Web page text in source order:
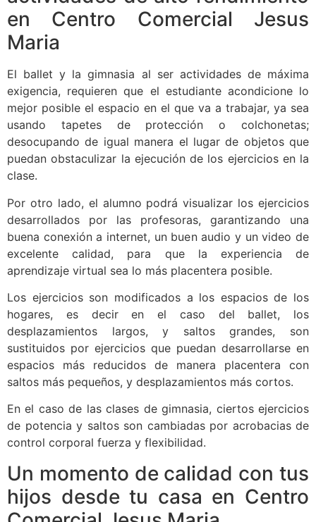
en Centro Comercial Jesus
Maria
El ballet y la gimnasia al ser actividades de máxima
exigencia, requieren que el estudiante acondicione lo
mejor posible el espacio en el que va a trabajar, ya sea
usando tapetes de protección o colchonetas;
desocupando de igual manera el lugar de objetos que
puedan obstaculizar la ejecución de los ejercicios en la
clase.
Por otro lado, el alumno podrá visualizar los ejercicios
desarrollados por las profesoras, garantizando una
buena conexión a internet, un buen audio y un video de
excelente calidad, para que la experiencia de
aprendizaje virtual sea lo más placentera posible.
Los ejercicios son modificados a los espacios de los
hogares, es decir en el caso del ballet, los
desplazamientos largos, y saltos grandes, son
sustituidos por ejercicios que puedan desarrollarse en
espacios más reducidos de manera placentera con
saltos más pequeños, y desplazamientos más cortos.
En el caso de las clases de gimnasia, ciertos ejercicios
de potencia y saltos son cambiadas por acrobacias de
control corporal fuerza y flexibilidad.
Un momento de calidad con tus
hijos desde tu casa en Centro